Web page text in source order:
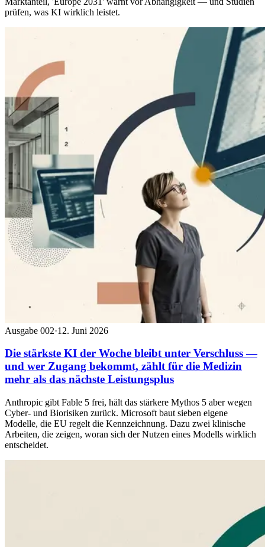
prüfen, was KI wirklich leistet.
Ausgabe 002·12. Juni 2026
Die stärkste KI der Woche bleibt unter Verschluss —
und wer Zugang bekommt, zählt für die Medizin
mehr als das nächste Leistungsplus
Anthropic gibt Fable 5 frei, hält das stärkere Mythos 5 aber wegen
Cyber- und Biorisiken zurück. Microsoft baut sieben eigene
Modelle, die EU regelt die Kennzeichnung. Dazu zwei klinische
Arbeiten, die zeigen, woran sich der Nutzen eines Modells wirklich
entscheidet.